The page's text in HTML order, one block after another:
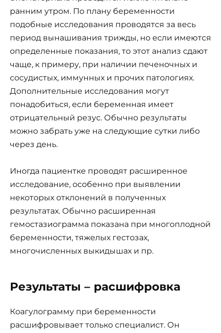
ранним утром. По плану беременности
подобные исследования проводятся за весь
период вынашивания трижды, но если имеются
определенные показания, то этот анализ сдают
чаще, к примеру, при наличии печеночных и
сосудистых, иммунных и прочих патологиях.
Дополнительные исследования могут
понадобиться, если беременная имеет
отрицательный резус. Обычно результаты
можно забрать уже на следующие сутки либо
через день.
Иногда пациентке проводят расширенное
исследование, особенно при выявлении
некоторых отклонений в полученных
результатах. Обычно расширенная
гемостазиограмма показана при многоплодной
беременности, тяжелых гестозах,
многочисленных выкидышах и пр.
Результаты – расшифровка
Коагулограмму при беременности
расшифровывает только специалист. Он